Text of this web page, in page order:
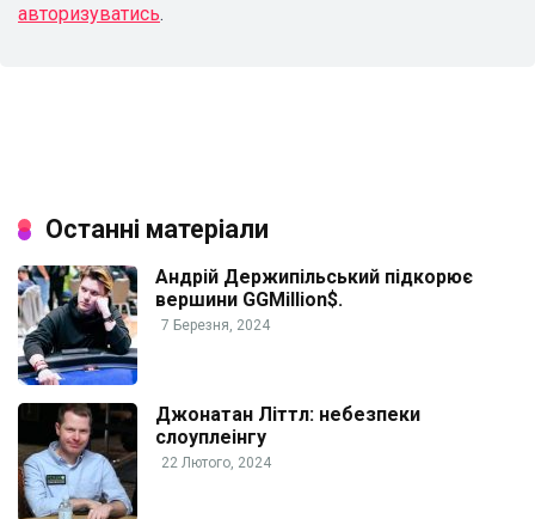
авторизуватись.
Останні матеріали
Андрій Держипільський підкорює
вершини GGMillion$.
7 Березня, 2024
Джонатан Літтл: небезпеки
слоуплеінгу
22 Лютого, 2024